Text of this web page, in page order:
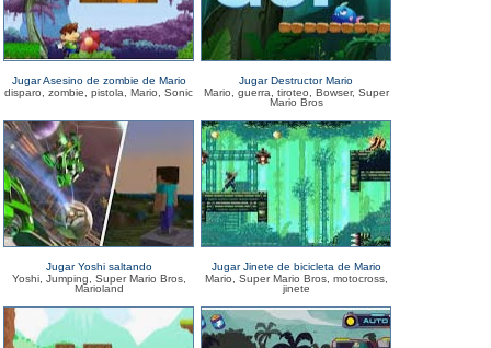
Jugar Asesino de zombie de Mario
disparo, zombie, pistola, Mario, Sonic
Jugar Destructor Mario
Mario, guerra, tiroteo, Bowser, Super
Mario Bros
Jugar Yoshi saltando
Yoshi, Jumping, Super Mario Bros,
Marioland
Jugar Jinete de bicicleta de Mario
Mario, Super Mario Bros, motocross,
jinete